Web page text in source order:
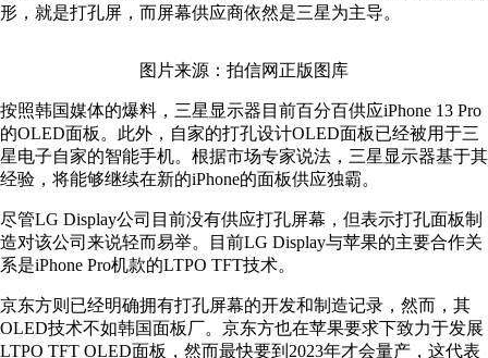
形，就是打孔屏，而屏幕供应商依然是三星为主导。
图片来源：拍信网正版图库
按照韩国媒体的爆料，三星显示器目前百分百供应iPhone 13 Pro
的OLED面板。此外，自家的打孔设计OLED面板已经被用于三
星电子自家的智能手机。根据市场专家说法，三星显示器基于其
经验，将能够继续在新的iPhone的面板供应独霸。
尽管LG Display公司目前没有供应打孔屏幕，但表示打孔面板制
造对该公司来说轻而易举。目前LG Display与苹果的主要合作关
系是iPhone Pro机款的LTPO TFT技术。
京东方则已经明确拥有打孔屏幕的开发和制造记录，然而，其
OLED技术不如韩国面板厂。京东方也在苹果要求下致力于发展
LTPO TFT OLED面板，然而最快要到2023年才会量产，这代表